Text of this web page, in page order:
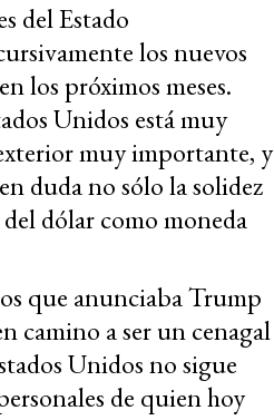
del Estado
los nuevos
los próximos meses.
Unidos está muy
muy importante, y
duda no sólo la solidez
dólar como moneda
que anunciaba Trump
camino a ser un cenagal
Unidos no sigue
de quien hoy